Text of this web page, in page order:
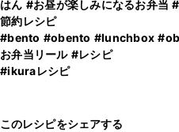
はん #お昼が楽しみになるお弁当
節約レシピ
#bento #obento #lunchbox
お弁当リール #レシピ
#ikuraレシピ
このレシピをシェアする